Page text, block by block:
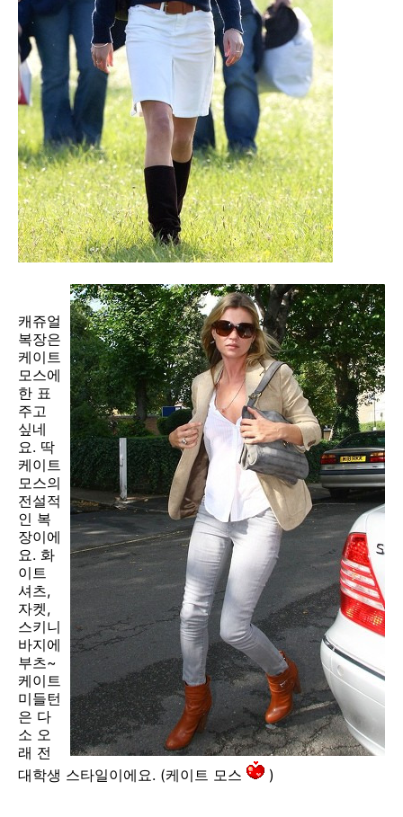
캐쥬얼
복장은
케이트
모스에
한 표
주고
싶네
요. 딱
케이트
모스의
전설적
인 복
장이에
요. 화
이트
셔츠,
자켓,
스키니
바지에
부츠~
케이트
미들턴
은 다
소 오
래 전
대학생 스타일이에요. (케이트 모스
)